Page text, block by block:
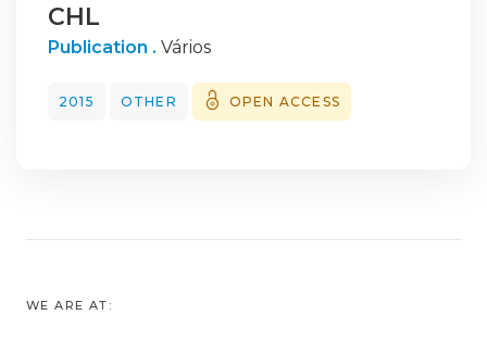
CHL
Publication . Vários
2015 OTHER OPEN ACCESS
WE ARE AT: